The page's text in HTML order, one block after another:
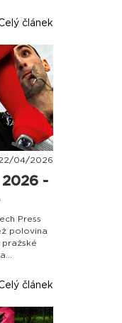
článek
/04/2026
-
Press
polovina
článek